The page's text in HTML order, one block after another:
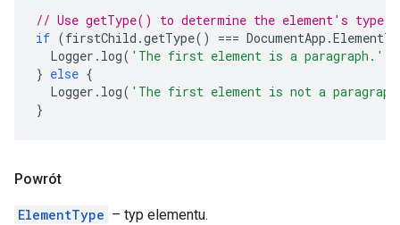
// Use getType() to determine the element's type.
if (firstChild .getType() === DocumentApp .
Logger . log( 'The first element is a paragraph.'
} else {
Logger . log( 'The first element is not a
}
Powrót
ElementType – typ elementu.